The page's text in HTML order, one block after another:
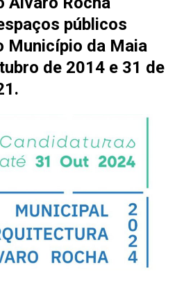
públicos
Município da Maia
de 2014 e 31 de